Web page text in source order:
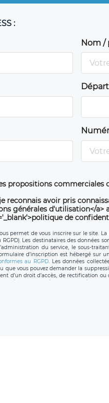
:
Nom /
propositions commerciales
reconnais avoir pris
générales d'utilisation</a>
de
permet de vous inscrire sur le site.
Les destinataires des données
du service, le sous-
d’inscription est hébergé sur
au RGPD. Les données
que vous pouvez demander la
d’un droit d’accès, de rectification
à la portabilité de vos données.
qui exerce au siège social de
Vous